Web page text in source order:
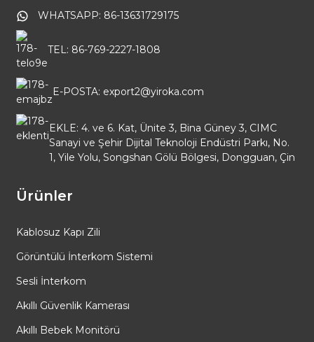
WHATSAPP: 86-13631729175
TEL: 86-769-2227-1808
E-POSTA: export2@yiroka.com
EKLE: 4. ve 6. Kat, Ünite 3, Bina Güney 3, CIMC
Sanayi ve Şehir Dijital Teknoloji Endüstri Parkı, No.
1, Yile Yolu, Songshan Gölü Bölgesi, Dongguan, Çin
Ürünler
Kablosuz Kapı Zili
Görüntülü İnterkom Sistemi
Sesli İnterkom
Akıllı Güvenlik Kamerası
Akıllı Bebek Monitörü